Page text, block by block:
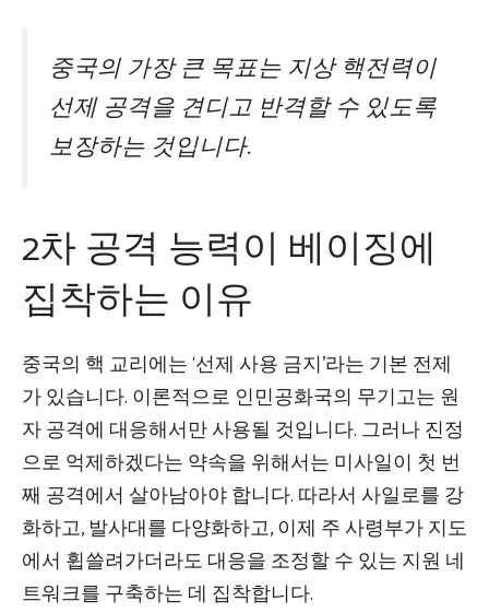
중국의 가장 큰 목표는 지상 핵전력이
선제 공격을 견디고 반격할 수 있도록
보장하는 것입니다.
2차 공격 능력이 베이징에
집착하는 이유
중국의 핵 교리에는 ‘선제 사용 금지’라는 기본 전제
가 있습니다. 이론적으로 인민공화국의 무기고는 원
자 공격에 대응해서만 사용될 것입니다. 그러나 진정
으로 억제하겠다는 약속을 위해서는 미사일이 첫 번
째 공격에서 살아남아야 합니다. 따라서 사일로를 강
화하고, 발사대를 다양화하고, 이제 주 사령부가 지도
에서 휩쓸려가더라도 대응을 조정할 수 있는 지원 네
트워크를 구축하는 데 집착합니다.